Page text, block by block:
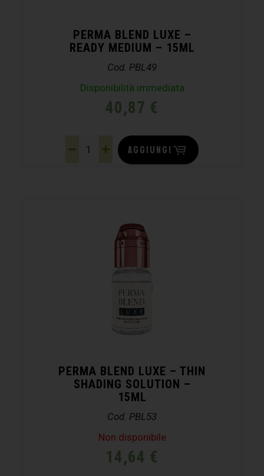
PERMA BLEND LUXE –
READY MEDIUM – 15ML
Cod. PBL49
Disponibilità immediata
40,87 €
AGGIUNGI
PERMA BLEND LUXE – THIN
SHADING SOLUTION –
15ML
Cod. PBL53
Non disponibile
14,64 €